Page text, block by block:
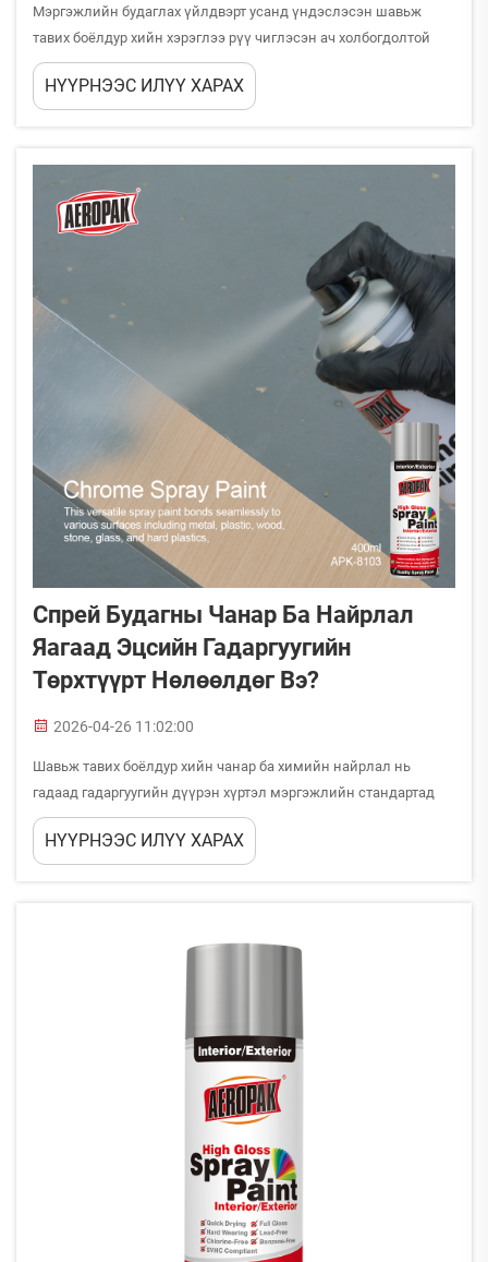
Мэргэжлийн будаглах үйлдвэрт усанд үндэслэсэн шавьж
тавих боёлдур хийн хэрэглээ рүү чиглэсэн ач холбогдолтой
шилжилт явбуй, үүнийг орчин-хамгаалалтын дүрэм журам,
ажил газрын аюулгүй байдлын шаардлагууд, технологийн
НҮҮРНЭЭС ИЛҮҮ ХАРАХ
Спрей Будагны Чанар Ба Найрлал
Яагаад Эцсийн Гадаргуугийн
Төрхтүүрт Нөлөөлдөг Вэ?
2026-04-26 11:02:00
Шавьж тавих боёлдур хийн чанар ба химийн найрлал нь
гадаад гадаргуугийн дүүрэн хүртэл мэргэжлийн стандартад
нийцүүлж буй юм үү, эсвэл хүлээгдэж буй үр дүнгүй үр дүн үү
— гадаад гадаргуугийн дүүрэн хүртэл шууд тодорхойлж буй.
НҮҮРНЭЭС ИЛҮҮ ХАРАХ